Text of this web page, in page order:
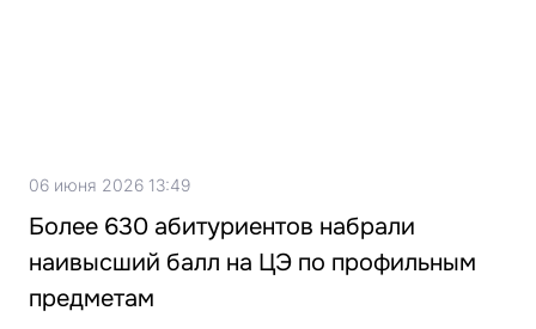
06 июня 2026 13:49
Более 630 абитуриентов набрали
наивысший балл на ЦЭ по профильным
предметам